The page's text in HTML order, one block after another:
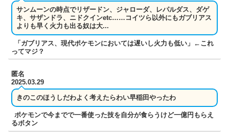
サンムーンの時点でリザードン、ジャローダ、レパルダス、ダゲ
キ、サザンドラ、ニドクインetc……コイツら以外にもガブリアス
よりも早く火力も出る奴は大...
「ガブリアス、現代ポケモンにおいては遅いし火力も低い」←これ
ってマジ？
匿名
2025.03.29
きのこのほうしだわよく考えたらわい早稲田やったわ
ポケモンで今までで一番使った技を自分が食らうけど一億円もらえ
るボタン